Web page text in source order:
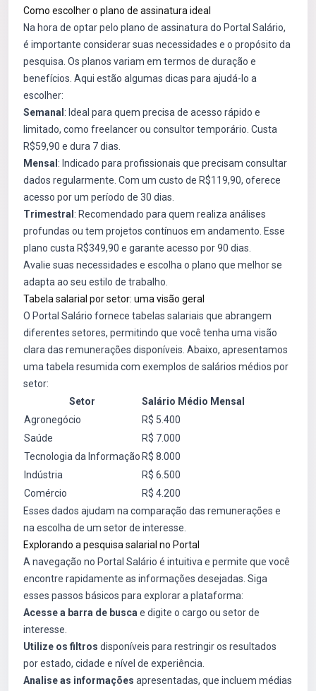
Como escolher o plano de assinatura ideal
Na hora de optar pelo plano de assinatura do Portal Salário,
é importante considerar suas necessidades e o propósito da
pesquisa. Os planos variam em termos de duração e
benefícios. Aqui estão algumas dicas para ajudá-lo a
escolher:
Semanal : Ideal para quem precisa de acesso rápido e
limitado, como freelancer ou consultor temporário. Custa
R$59,90 e dura 7 dias.
Mensal : Indicado para profissionais que precisam consultar
dados regularmente. Com um custo de R$119,90, oferece
acesso por um período de 30 dias.
Trimestral : Recomendado para quem realiza análises
profundas ou tem projetos contínuos em andamento. Esse
plano custa R$349,90 e garante acesso por 90 dias.
Avalie suas necessidades e escolha o plano que melhor se
adapta ao seu estilo de trabalho.
Tabela salarial por setor: uma visão geral
O Portal Salário fornece tabelas salariais que abrangem
diferentes setores, permitindo que você tenha uma visão
clara das remunerações disponíveis. Abaixo, apresentamos
uma tabela resumida com exemplos de salários médios por
setor:
Setor
Salário Médio Mensal
Agronegócio
R$ 5.400
Saúde
R$ 7.000
Tecnologia da Informação R$ 8.000
Indústria
R$ 6.500
Comércio
R$ 4.200
Esses dados ajudam na comparação das remunerações e
na escolha de um setor de interesse.
Explorando a pesquisa salarial no Portal
A navegação no Portal Salário é intuitiva e permite que você
encontre rapidamente as informações desejadas. Siga
esses passos básicos para explorar a plataforma:
Acesse a barra de busca e digite o cargo ou setor de
interesse.
Utilize os filtros disponíveis para restringir os resultados
por estado, cidade e nível de experiência.
Analise as informações apresentadas, que incluem médias